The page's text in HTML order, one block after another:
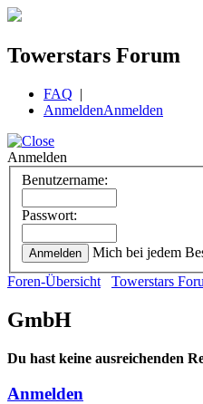
Towerstars Forum
FAQ |
AnmeldenAnmelden
Anmelden
Benutzername:
Passwort:
Mich bei jedem
Foren-Übersicht
Towerstars
GmbH
Du hast keine ausreichenden
Anmelden